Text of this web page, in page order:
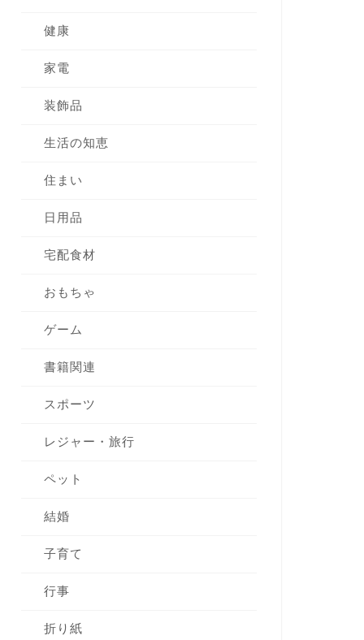
健康
家電
装飾品
生活の知恵
住まい
日用品
宅配食材
おもちゃ
ゲーム
書籍関連
スポーツ
レジャー・旅行
ペット
結婚
子育て
行事
折り紙